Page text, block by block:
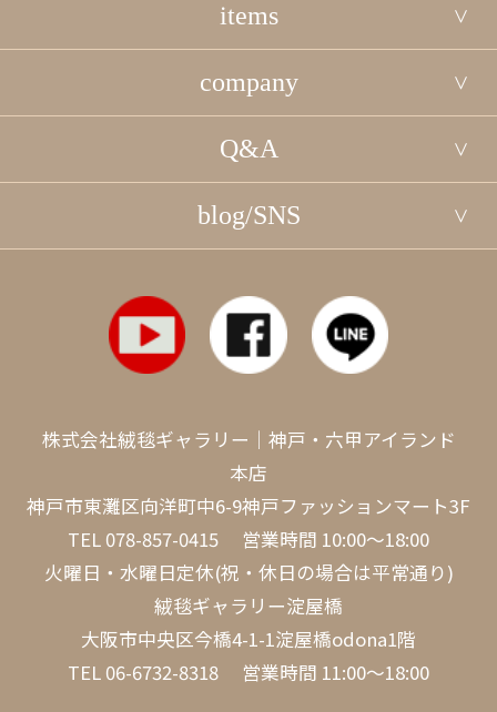
items
company
Q&A
blog/SNS
株式会社絨毯ギャラリー｜神戸・六甲アイランド
本店
神戸市東灘区向洋町中6-9神戸ファッションマート3F
TEL 078-857-0415 営業時間 10:00～18:00
火曜日・水曜日定休(祝・休日の場合は平常通り)
絨毯ギャラリー淀屋橋
大阪市中央区今橋4-1-1淀屋橋odona1階
TEL 06-6732-8318 営業時間 11:00～18:00